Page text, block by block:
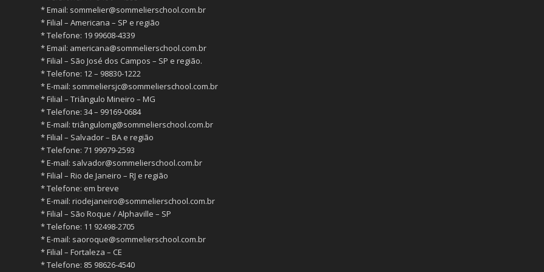
* ⁠Email: sommelier@sommelierschool.com.br
* ⁠Filial – Americana – SP e região
* ⁠Telefone: 19 99608-4339
* ⁠Email: americana@sommelierschool.com.br
* ⁠Filial – São José dos Campos – SP e região.
* ⁠Telefone: 12 – 98830-1222
* ⁠E-mail: sommeliersjc@sommelierschool.com.br
* ⁠Filial – Triângulo Mineiro – MG
* ⁠Telefone: 34 – 99169-0684
* ⁠E-mail: triângulomg@sommelierschool.com.br
* ⁠Filial – Salvador – BA e região
* ⁠Telefone: 71 99979-2593
* ⁠E-mail: salvador@sommelierschool.com.br
* ⁠Filial – Rio de Janeiro – RJ e região
* ⁠Telefone: em breve
* ⁠E-mail: riodejaneiro@sommelierschool.com.br
* ⁠Filial – São Roque / Alphaville – SP
* ⁠Telefone: 11 92498-2705
* ⁠E-mail: saoroque@sommelierschool.com.br
* ⁠Filial – Fortaleza – CE
* ⁠Telefone: 85 98626-4540